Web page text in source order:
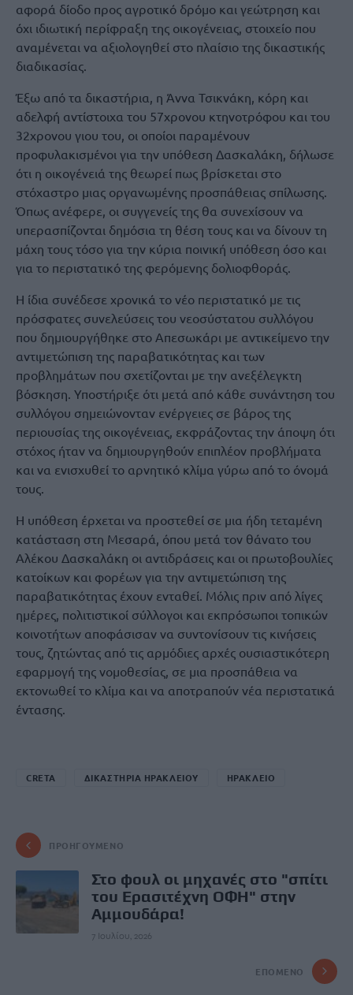
αφορά δίοδο προς αγροτικό δρόμο και γεώτρηση και
όχι ιδιωτική περίφραξη της οικογένειας, στοιχείο που
αναμένεται να αξιολογηθεί στο πλαίσιο της δικαστικής
διαδικασίας.
Έξω από τα δικαστήρια, η Άννα Τσικνάκη, κόρη και
αδελφή αντίστοιχα του 57χρονου κτηνοτρόφου και του
32χρονου γιου του, οι οποίοι παραμένουν
προφυλακισμένοι για την υπόθεση Δασκαλάκη, δήλωσε
ότι η οικογένειά της θεωρεί πως βρίσκεται στο
στόχαστρο μιας οργανωμένης προσπάθειας σπίλωσης.
Όπως ανέφερε, οι συγγενείς της θα συνεχίσουν να
υπερασπίζονται δημόσια τη θέση τους και να δίνουν τη
μάχη τους τόσο για την κύρια ποινική υπόθεση όσο και
για το περιστατικό της φερόμενης δολιοφθοράς.
Η ίδια συνέδεσε χρονικά το νέο περιστατικό με τις
πρόσφατες συνελεύσεις του νεοσύστατου συλλόγου
που δημιουργήθηκε στο Απεσωκάρι με αντικείμενο την
αντιμετώπιση της παραβατικότητας και των
προβλημάτων που σχετίζονται με την ανεξέλεγκτη
βόσκηση. Υποστήριξε ότι μετά από κάθε συνάντηση του
συλλόγου σημειώνονταν ενέργειες σε βάρος της
περιουσίας της οικογένειας, εκφράζοντας την άποψη ότι
στόχος ήταν να δημιουργηθούν επιπλέον προβλήματα
και να ενισχυθεί το αρνητικό κλίμα γύρω από το όνομά
τους.
Η υπόθεση έρχεται να προστεθεί σε μια ήδη τεταμένη
κατάσταση στη Μεσαρά, όπου μετά τον θάνατο του
Αλέκου Δασκαλάκη οι αντιδράσεις και οι πρωτοβουλίες
κατοίκων και φορέων για την αντιμετώπιση της
παραβατικότητας έχουν ενταθεί. Μόλις πριν από λίγες
ημέρες, πολιτιστικοί σύλλογοι και εκπρόσωποι τοπικών
κοινοτήτων αποφάσισαν να συντονίσουν τις κινήσεις
τους, ζητώντας από τις αρμόδιες αρχές ουσιαστικότερη
εφαρμογή της νομοθεσίας, σε μια προσπάθεια να
εκτονωθεί το κλίμα και να αποτραπούν νέα περιστατικά
έντασης.
CRETA ΔΙΚΑΣΤΗΡΙΑ ΗΡΑΚΛΕΙΟΥ ΗΡΑΚΛΕΙΟ
ΠΡΟΗΓΟΎΜΕΝΟ
Στο φουλ οι μηχανές στο "σπίτι
του Ερασιτέχνη ΟΦΗ" στην
Αμμουδάρα!
7 Ιουλίου, 2026
ΕΠΌΜΕΝΟ